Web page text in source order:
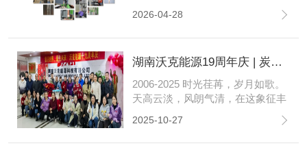
存高压气体，搭配多重防回火防护
技术，全程安全可控，既兼顾石英
管封管的气密性与精准度，更以专
安全屏障，用责任与技术，为每一
份科研初心保驾护航。
2026-04-28
湖南沃克能源19周年庆 | 炭河古城共赴时光之约 同心同行再启新程！
2006-2025 时光荏苒，岁月如歌。
天高云淡，风朗气清，在这象征丰
动与感恩，共庆沃克能源十九周年
的璀璨华章。
2025-10-27